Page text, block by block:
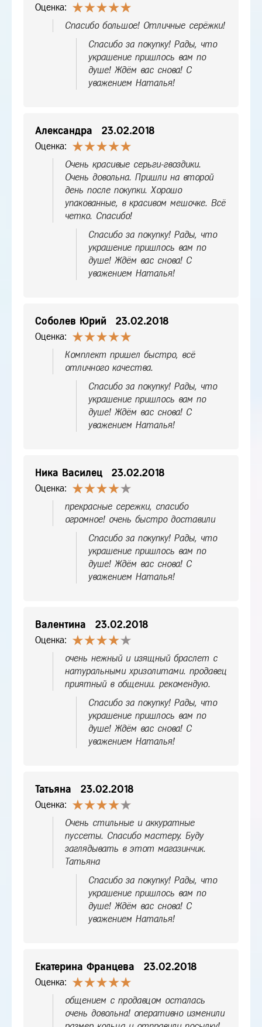
Оценка:
Спасибо большое! Отличные серёжки!
Спасибо за покупку! Рады, что
украшение пришлось вам по
душе! Ждём вас снова! С
уважением Наталья!
Александра 23.02.2018
Оценка:
Очень красивые серьги-гвоздики.
Очень довольна. Пришли на второй
день после покупки. Хорошо
упакованные, в красивом мешочке. Всё
четко. Спасибо!
Спасибо за покупку! Рады, что
украшение пришлось вам по
душе! Ждём вас снова! С
уважением Наталья!
Соболев Юрий 23.02.2018
Оценка:
Комплект пришел быстро, всё
отличного качества.
Спасибо за покупку! Рады, что
украшение пришлось вам по
душе! Ждём вас снова! С
уважением Наталья!
Ника Василец 23.02.2018
Оценка:
прекрасные сережки, спасибо
огромное! очень быстро доставили
Спасибо за покупку! Рады, что
украшение пришлось вам по
душе! Ждём вас снова! С
уважением Наталья!
Валентина 23.02.2018
Оценка:
очень нежный и изящный браслет с
натуральными хризолитами. продавец
приятный в общении. рекомендую.
Спасибо за покупку! Рады, что
украшение пришлось вам по
душе! Ждём вас снова! С
уважением Наталья!
Татьяна 23.02.2018
Оценка:
Очень стильные и аккуратные
пуссеты. Спасибо мастеру. Буду
заглядывать в этот магазинчик.
Татьяна
Спасибо за покупку! Рады, что
украшение пришлось вам по
душе! Ждём вас снова! С
уважением Наталья!
Екатерина Францева 23.02.2018
Оценка:
общением с продавцом осталась
очень довольна! оперативно изменили